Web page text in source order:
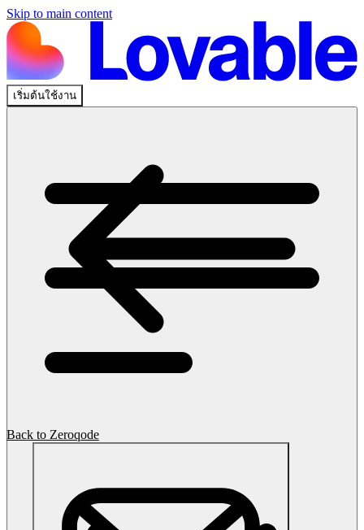
Skip to main content
เริ่มต้นใช้งาน
Back to Zeroqode